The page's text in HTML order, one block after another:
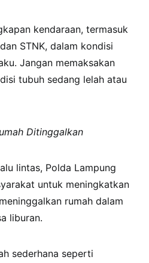
kendaraan, termasuk
STNK, dalam kondisi
Jangan memaksakan
tubuh sedang lelah atau
Ditinggalkan
lintas, Polda Lampung
untuk meningkatkan
rumah dalam
liburan.
sederhana seperti